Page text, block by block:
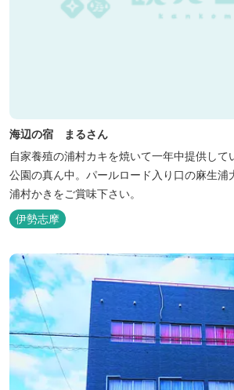
海辺の宿 まるさん
自家養殖の浦村カキを焼いて一年中提供して
公園の真ん中。パールロード入り口の麻生浦
浦村かきをご賞味下さい。
伊勢志摩